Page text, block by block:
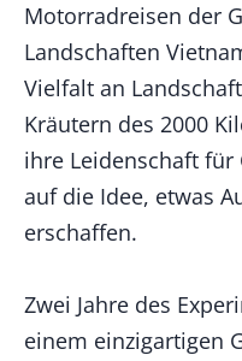
Motorradreisen der
Landschaften
Vielfalt an
Kräutern des 2000
ihre Leidenschaft
auf die Idee, etwas
erschaffen.
Zwei Jahre des
einem einzigartigen